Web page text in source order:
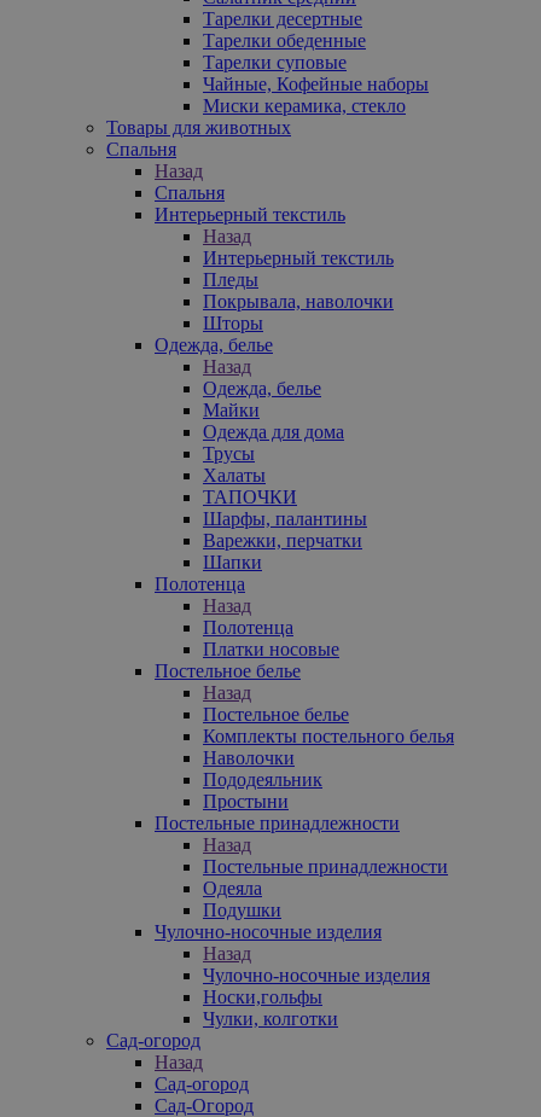
Тарелки десертные
Тарелки обеденные
Тарелки суповые
Чайные, Кофейные наборы
Миски керамика, стекло
Товары для животных
Спальня
Назад
Спальня
Интерьерный текстиль
Назад
Интерьерный текстиль
Пледы
Покрывала, наволочки
Шторы
Одежда, белье
Назад
Одежда, белье
Майки
Одежда для дома
Трусы
Халаты
ТАПОЧКИ
Шарфы, палантины
Варежки, перчатки
Шапки
Полотенца
Назад
Полотенца
Платки носовые
Постельное белье
Назад
Постельное белье
Комплекты постельного белья
Наволочки
Пододеяльник
Простыни
Постельные принадлежности
Назад
Постельные принадлежности
Одеяла
Подушки
Чулочно-носочные изделия
Назад
Чулочно-носочные изделия
Носки,гольфы
Чулки, колготки
Сад-огород
Назад
Сад-огород
Сад-Огород